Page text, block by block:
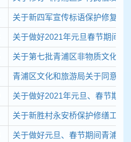
关于新四军宣传标语保护修复方
关于做好2021年元旦春节期间文
关于第七批青浦区非物质文化遗
青浦区文化和旅游局关于同意变
关于做好2021年元旦、春节期
关于新胜村永安桥保护修缮工程
关于做好元旦、春节期间青浦区